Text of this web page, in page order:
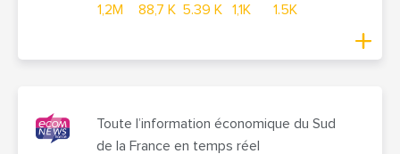
1,2M 88,7 K 5.39 K 1,1K 1.5K
Toute l’information économique du Sud
de la France en temps réel